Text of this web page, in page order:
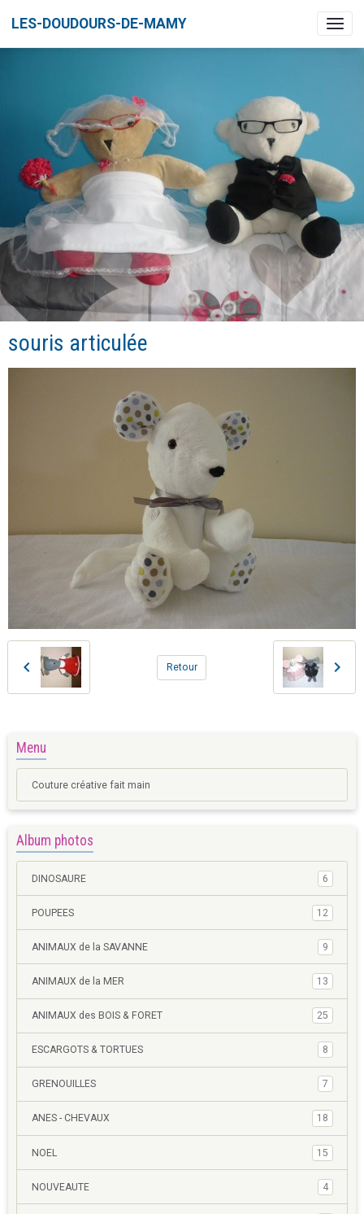
LES-DOUDOURS-DE-MAMY
souris articulée
Retour
Menu
Couture créative fait main
Album photos
DINOSAURE 6
POUPEES 12
ANIMAUX de la SAVANNE 9
ANIMAUX de la MER 13
ANIMAUX des BOIS & FORET 25
ESCARGOTS & TORTUES 8
GRENOUILLES 7
ANES - CHEVAUX 18
NOEL 15
NOUVEAUTE 4